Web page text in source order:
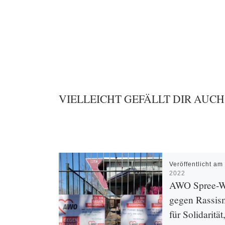
VIELLEICHT GEFÄLLT DIR AUCH
Veröffentlicht am
2022
AWO Spree-
gegen
für